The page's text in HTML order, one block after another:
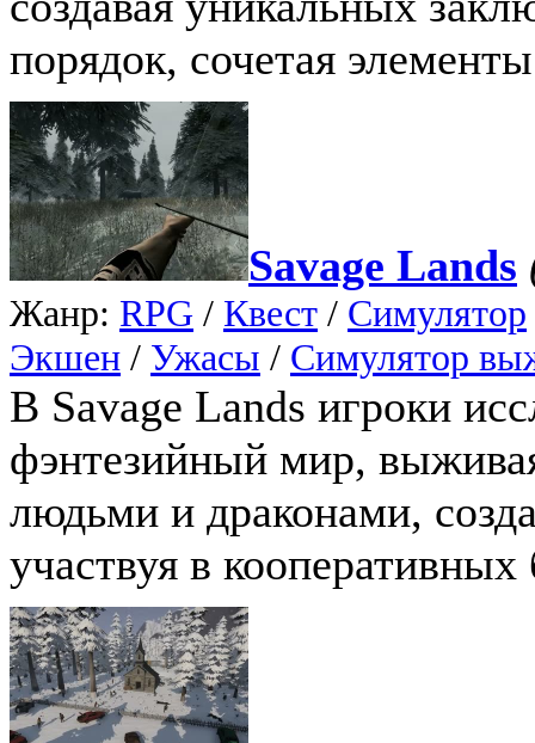
порядок, сочетая
Savage Lands
Жанр: RPG / Квест / Симулятор
Экшен / Ужасы / Симулятор
В Savage Lands игроки
фэнтезийный мир,
людьми и драконами,
участвуя в кооперативных